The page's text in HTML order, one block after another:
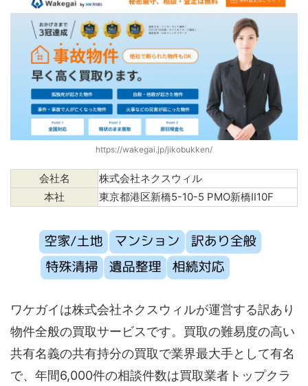
https://wakegai.jp/jikobukken/
会社名
株式会社ネクスウィル
本社
東京都港区新橋5-10-5 PMO新橋Ⅱ10F
ワケガイは株式会社ネクスウィルが運営する訳あり
物件全般の買取サービスです。買取の難易度の高い
共有名義の共有持分の買取で業界最大手として有名
で、年間6,000件の相談件数は買取業者トップクラ